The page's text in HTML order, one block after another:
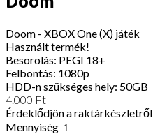
Doom - XBOX One (X) játék
Használt termék!
Besorolás: PEGI 18+
Felbontás: 1080p
HDD-n szükséges hely: 50GB
4.000 Ft
Érdeklődjön a raktárkészletről
Mennyiség